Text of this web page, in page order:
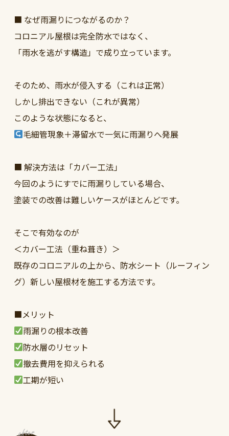
■ なぜ雨漏りにつながるのか？
コロニアル屋根は完全防水ではなく、
「雨水を逃がす構造」で成り立っています。
そのため、雨水が侵入する（これは正常）
しかし排出できない（これが異常）
このような状態になると、
毛細管現象＋滞留水で一気に雨漏りへ発展
■ 解決方法は「カバー工法」
今回のようにすでに雨漏りしている場合、
塗装での改善は難しいケースがほとんどです。
そこで有効なのが
＜カバー工法（重ね葺き）＞
既存のコロニアルの上から、防水シート（ルーフィン
グ）新しい屋根材を施工する方法です。
■メリット
雨漏りの根本改善
防水層のリセット
撤去費用を抑えられる
工期が短い